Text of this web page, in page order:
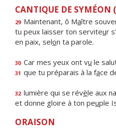
CANTIQUE DE SYMÉON
29 Maintenant, ô Maître
tu peux laisser ton serviteur
en paix, selon ta parole.
30 Car mes yeux ont vu le
31 que tu préparais à la face
32 lumière qui se révèle aux
et donne gloire à ton peuple
ORAISON